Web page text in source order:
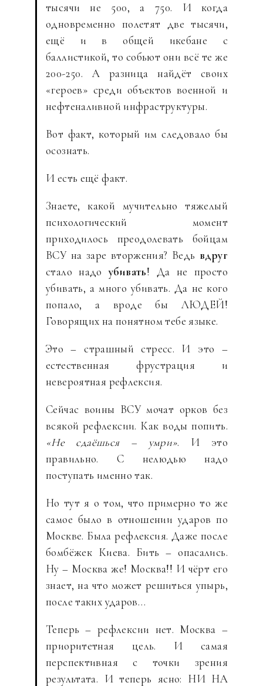
тысячи не 500, а 750. И когда
одновременно полетят две тысячи,
ещё и в общей икебане с
баллистикой, то собьют они всё те же
200-250. А разница найдёт своих
«героев» среди объектов военной и
нефтеналивной инфраструктуры.
Вот факт, который им следовало бы
осознать.
И есть ещё факт.
Знаете, какой мучительно тяжелый
психологический момент
приходилось преодолевать бойцам
ВСУ на заре вторжения? Ведь вдруг
стало надоубивать! Да не просто
убивать, а много убивать. Да не кого
попало, а вроде бы ЛЮДЕЙ!
Говорящих на понятном тебе языке.
Это – страшный стресс. И это –
естественная фрустрация и
невероятная рефлексия.
Сейчас воины ВСУ мочат орков без
всякой рефлексии. Как воды попить.
«Не сдаёшься – умри». И это
правильно. С нелюдью надо
поступать именно так.
Но тут я о том, что примерно то же
самое было в отношении ударов по
Москве. Была рефлексия. Даже после
бомбёжек Киева. Бить – опасались.
Ну – Москва же! Москва!! И чёрт его
знает, на что может решиться упырь,
после таких ударов…
Теперь – рефлексии нет. Москва –
приоритетная цель. И самая
перспективная с точки зрения
результата. И теперь ясно: НИ НА